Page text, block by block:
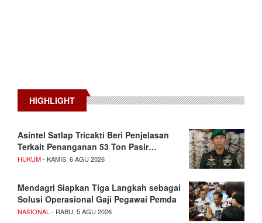
HIGHLIGHT
Asintel Satlap Tricakti Beri Penjelasan
Terkait Penanganan 53 Ton Pasir…
HUKUM- KAMIS, 6 AGU 2026
Mendagri Siapkan Tiga Langkah sebagai
Solusi Operasional Gaji Pegawai Pemda
NASIONAL - RABU, 5 AGU 2026